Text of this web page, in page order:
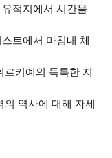
적지에서 시간을
트에서 마침내 체
키예의 독특한 지
역사에 대해 자세